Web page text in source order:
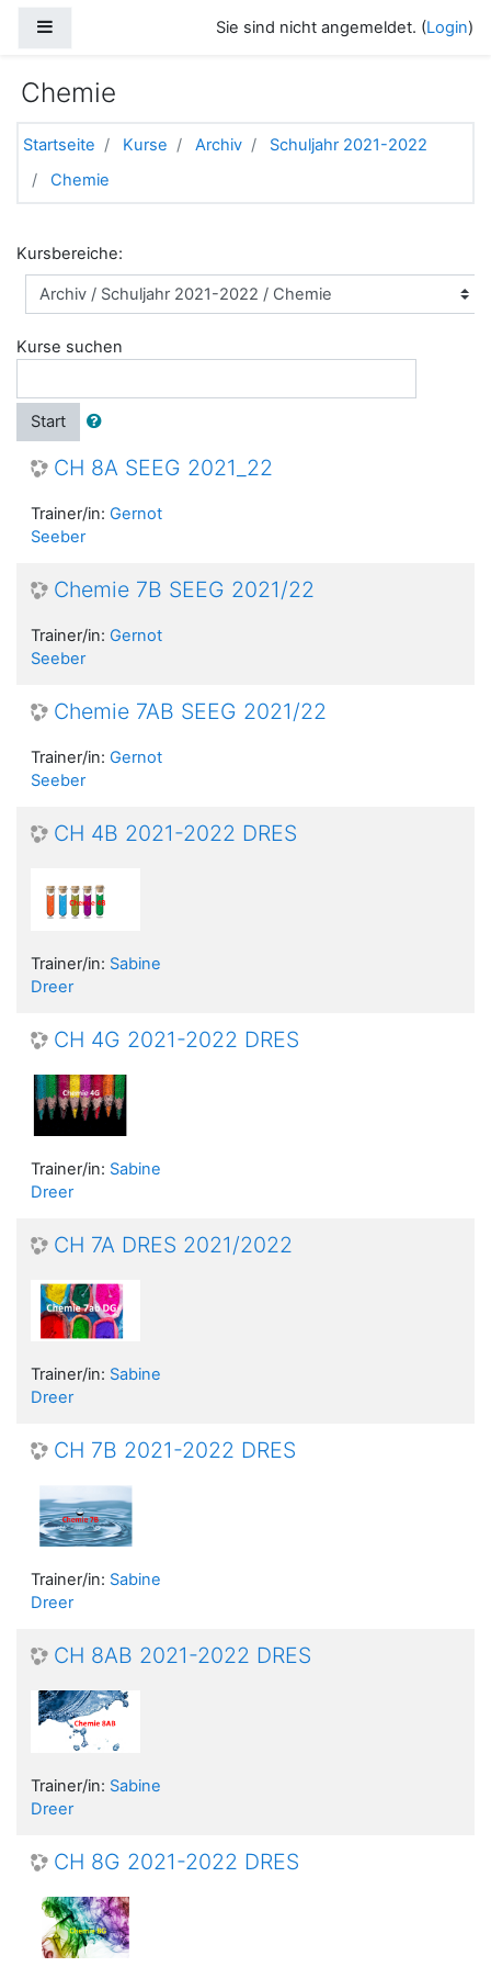
Sie sind nicht angemeldet. (Login)
Chemie
Startseite Kurse Archiv
Schuljahr 2021-2022
Chemie
Kursbereiche:
Kurse suchen
Start
CH 8A SEEG 2021_22
Trainer/in: Gernot
Seeber
Chemie 7B SEEG 2021/22
Trainer/in: Gernot
Seeber
Chemie 7AB SEEG 2021/22
Trainer/in: Gernot
Seeber
CH 4B 2021-2022 DRES
Trainer/in: Sabine
Dreer
CH 4G 2021-2022 DRES
Trainer/in: Sabine
Dreer
CH 7A DRES 2021/2022
Trainer/in: Sabine
Dreer
CH 7B 2021-2022 DRES
Trainer/in: Sabine
Dreer
CH 8AB 2021-2022 DRES
Trainer/in: Sabine
Dreer
CH 8G 2021-2022 DRES